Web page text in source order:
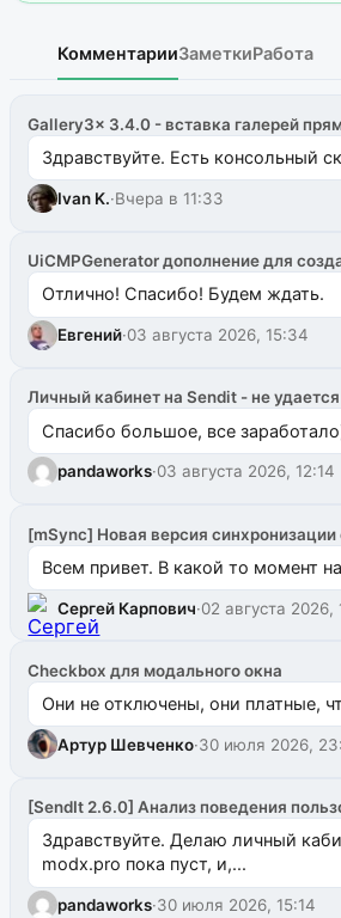
КомментарииЗаметкиРабота
Gallery3x 3.4.0 - вставка галерей
Здравствуйте. Есть консольный
Ivan K.·Вчера в 11:33
UiCMPGenerator дополнение для
Отлично! Спасибо! Будем ждать.
Евгений·03 августа 2026, 15:34
Личный кабинет на Sendit - не
Спасибо большое, все
pandaworks·03 августа 2026, 12:14
[mSync] Новая версия синхронизации
Всем привет. В какой то момент
Сергей Карпович·02 августа 2026,
Checkbox для модального окна
Они не отключены, они платные,
Артур Шевченко·30 июля 2026,
[SendIt 2.6.0] Анализ поведения
Здравствуйте. Делаю личный
modx.pro пока пуст, и,...
pandaworks·30 июля 2026, 15:14